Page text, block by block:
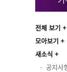
전체 보기
모아보기
새소식
공지사